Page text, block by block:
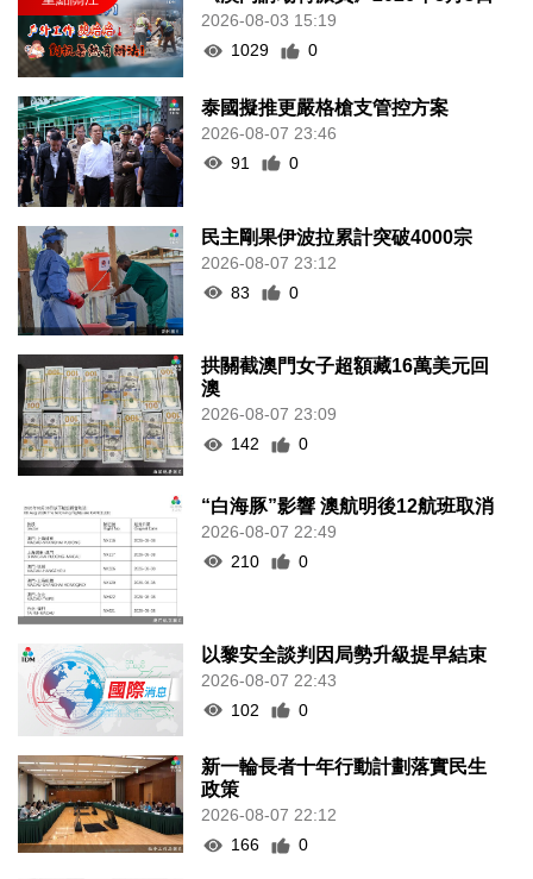
2026-08-03 15:19
1029
0
泰國擬推更嚴格槍支管控方案
2026-08-07 23:46
91
0
民主剛果伊波拉累計突破4000宗
2026-08-07 23:12
83
0
拱關截澳門女子超額藏16萬美元回
澳
2026-08-07 23:09
142
0
“白海豚”影響 澳航明後12航班取消
2026-08-07 22:49
210
0
以黎安全談判因局勢升級提早結束
2026-08-07 22:43
102
0
新一輪長者十年行動計劃落實民生
政策
2026-08-07 22:12
166
0